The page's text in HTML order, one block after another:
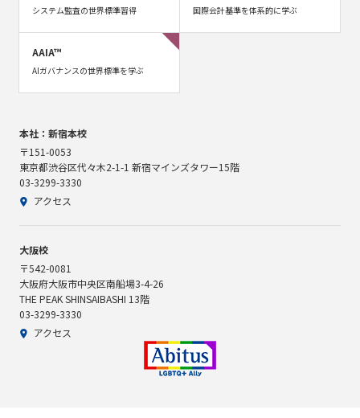
システム監査の世界標準習得 国際会計基準を体系的に学ぶ
AAIA™
AIガバナンスの世界標準を学ぶ
本社：新宿本校
〒151-0053
東京都渋谷区代々木2-1-1 新宿マインズタワー15階
03-3299-3330
アクセス
大阪校
〒542-0081
大阪府大阪市中央区南船場3-4-26
THE PEAK SHINSAIBASHI 13階
03-3299-3330
アクセス